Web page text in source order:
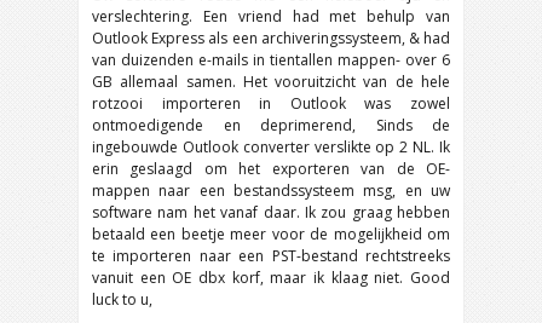
verslechtering. Een vriend had met behulp van
Outlook Express als een archiveringssysteem, & had
van duizenden e-mails in tientallen mappen- over 6
GB allemaal samen. Het vooruitzicht van de hele
rotzooi importeren in Outlook was zowel
ontmoedigende en deprimerend, Sinds de
ingebouwde Outlook converter verslikte op 2 NL. Ik
erin geslaagd om het exporteren van de OE-
mappen naar een bestandssysteem msg, en uw
software nam het vanaf daar. Ik zou graag hebben
betaald een beetje meer voor de mogelijkheid om
te importeren naar een PST-bestand rechtstreeks
vanuit een OE dbx korf, maar ik klaag niet. Good
luck to u,